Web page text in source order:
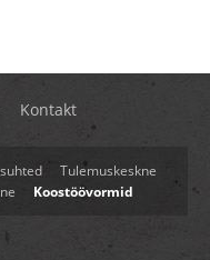
Kontakt
Tulemuskeskne
Koostöövormid